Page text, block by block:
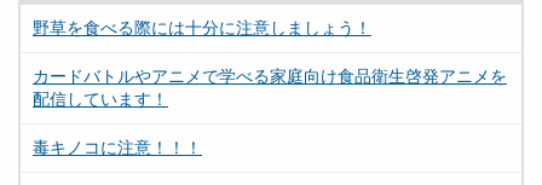
野草を食べる際には十分に注意しましょう！
カードバトルやアニメで学べる家庭向け食品衛生啓発アニメを
配信しています！
毒キノコに注意！！！